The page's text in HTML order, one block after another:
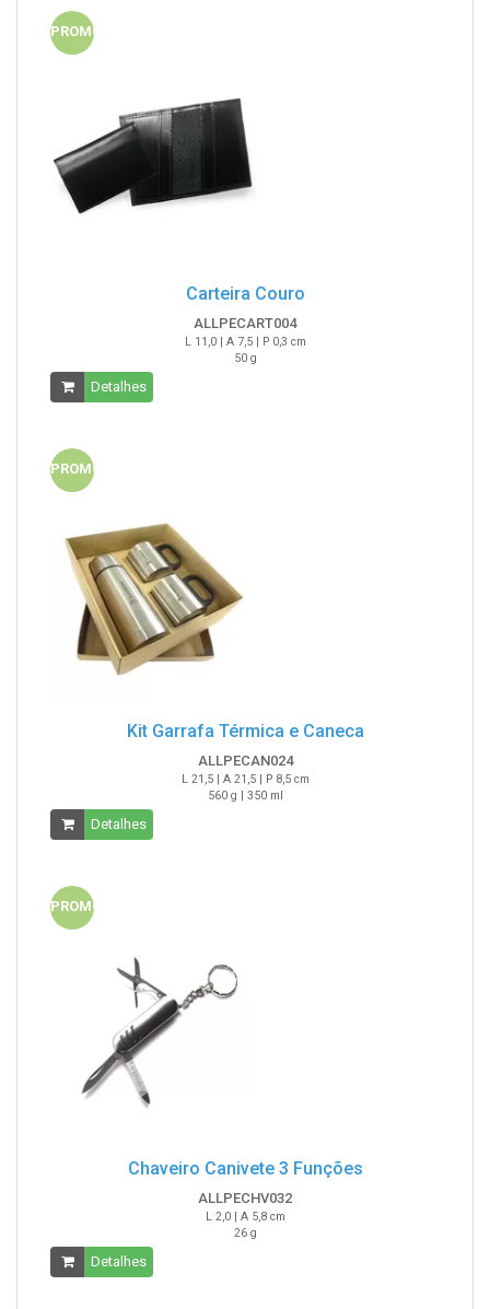
PROMO
Carteira Couro
ALLPECART004
L 11,0 | A 7,5 | P 0,3 cm
50 g
Detalhes
PROMO
Kit Garrafa Térmica e Caneca
ALLPECAN024
L 21,5 | A 21,5 | P 8,5 cm
560 g | 350 ml
Detalhes
PROMO
Chaveiro Canivete 3 Funções
ALLPECHV032
L 2,0 | A 5,8 cm
26 g
Detalhes